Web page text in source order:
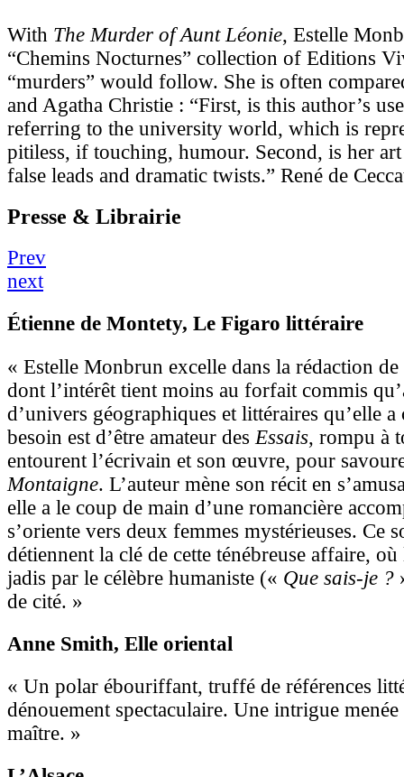
With The Murder of Aunt Léonie, Estelle
“Chemins Nocturnes” collection of Editions
“murders” would follow. She is often
and Agatha Christie : “First, is this author’s
referring to the university world, which is
pitiless, if touching, humour. Second, is her
false leads and dramatic twists.” René de
Presse & Librairie
Prev
next
Étienne de Montety, Le Figaro littéraire
« Estelle Monbrun excelle dans la rédaction
dont l’intérêt tient moins au forfait commis
d’univers géographiques et littéraires qu’elle
besoin est d’être amateur des Essais, rompu à
entourent l’écrivain et son œuvre, pour
Montaigne. L’auteur mène son récit en
elle a le coup de main d’une romancière
s’oriente vers deux femmes mystérieuses. Ce
détiennent la clé de cette ténébreuse affaire, où
jadis par le célèbre humaniste (« Que sais-je ?
de cité. »
Anne Smith, Elle oriental
« Un polar ébouriffant, truffé de références
dénouement spectaculaire. Une intrigue
maître. »